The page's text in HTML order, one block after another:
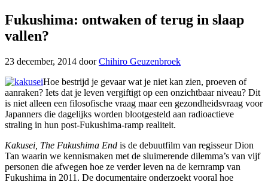
Fukushima: ontwaken of terug in slaap
vallen?
23 december, 2014 doorChihiro Geuzenbroek
Hoe bestrijd je gevaar wat je niet kan zien, proeven of
aanraken? Iets dat je leven vergiftigt op een onzichtbaar niveau? Dit
is niet alleen een filosofische vraag maar een gezondheidsvraag voor
Japanners die dagelijks worden blootgesteld aan radioactieve
straling in hun post-Fukushima-ramp realiteit.
Kakusei, The Fukushima End is de debuutfilm van regisseur Dion
Tan waarin we kennismaken met de sluimerende dilemma’s van vijf
personen die afwegen hoe ze verder leven na de kernramp van
Fukushima in 2011. De documentaire onderzoekt vooral hoe